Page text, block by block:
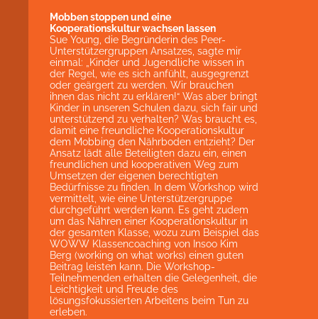
Mobben stoppen und eine
Kooperationskultur wachsen lassen
Sue Young, die Begründerin des Peer-
Unterstützergruppen Ansatzes, sagte mir
einmal: „Kinder und Jugendliche wissen in
der Regel, wie es sich anfühlt, ausgegrenzt
oder geärgert zu werden. Wir brauchen
ihnen das nicht zu erklären!“ Was aber bringt
Kinder in unseren Schulen dazu, sich fair und
unterstützend zu verhalten? Was braucht es,
damit eine freundliche Kooperationskultur
dem Mobbing den Nährboden entzieht? Der
Ansatz lädt alle Beteiligten dazu ein, einen
freundlichen und kooperativen Weg zum
Umsetzen der eigenen berechtigten
Bedürfnisse zu finden. In dem Workshop wird
vermittelt, wie eine Unterstützergruppe
durchgeführt werden kann. Es geht zudem
um das Nähren einer Kooperationskultur in
der gesamten Klasse, wozu zum Beispiel das
WOWW Klassencoaching von Insoo Kim
Berg (working on what works) einen guten
Beitrag leisten kann. Die Workshop-
Teilnehmenden erhalten die Gelegenheit, die
Leichtigkeit und Freude des
lösungsfokussierten Arbeitens beim Tun zu
erleben.